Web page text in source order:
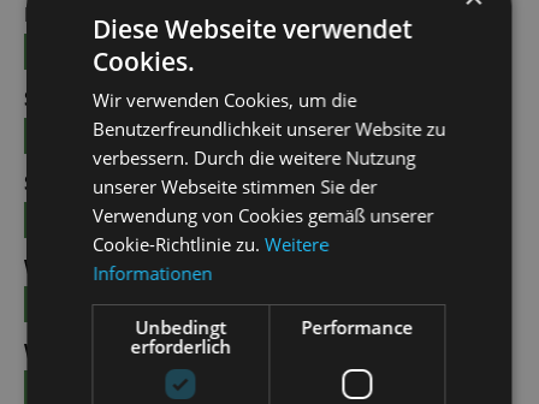
FRI | 01.01.2027 | 15:00
TICKETS
23 - 69 €
SAT | 02.01.2027 | 19:30
TICKETS
21 - 55 €
SUN | 03.01.2027 | 15:00
TICKETS
21 - 55 €
WED | 06.01.2027 | 11:00
TICKETS
21 - 55 €
WED | 06.01.2027 | 19:30
21 - 55 €
Diese Webseite verwendet
Cookies.
Wir verwenden Cookies, um die
Benutzerfreundlichkeit unserer Website zu
verbessern. Durch die weitere Nutzung
unserer Webseite stimmen Sie der
Verwendung von Cookies gemäß unserer
Cookie-Richtlinie zu.Weitere
Informationen
Unbedingt
erforderlich
Performance